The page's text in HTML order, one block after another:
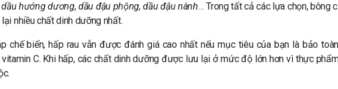
hướng dương, dầu đậu phộng, dầu đậu nành… Trong tất cả các lựa chọn, bông
nhiều chất dinh dưỡng nhất.
chế biến, hấp rau vẫn được đánh giá cao nhất nếu mục tiêu của bạn là bảo
C. Khi hấp, các chất dinh dưỡng được lưu lại ở mức độ lớn hơn vì thực